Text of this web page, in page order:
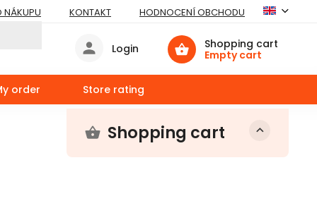
NÁKUPU KONTAKT HODNOCENÍ OBCHODU
Shopping cart
Empty cart
Login
order Store rating
Shopping cart